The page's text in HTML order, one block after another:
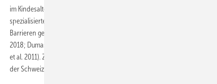
im Kindesalter, organisatorischer Aufwand, die Distanz zu
spezialisierten Zentren, Kosten sowie teilweise auch emotionale
Barrieren gegenüber medizinischen Einrichtungen (Baenziger et al.
2018; Dumas et al. 2023; Ernst et al. 2022; Rebholz et al. 2011; Michel
et al. 2011). Zentral organisierte, spezialisierte Nachsorgekliniken in
der Schweiz haben oft begrenzte Kapazitäten (Tinner et al. 2019).